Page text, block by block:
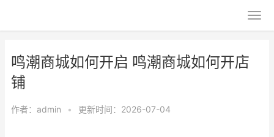
鸣潮商城如何开启 鸣潮商城如何开店
铺
作者： admin • 更新时间：2026-07-04